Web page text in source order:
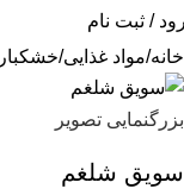
/ ثبت نام
خانه مواد غذایی
بزرگنمایی تصویر
سویق شلغم